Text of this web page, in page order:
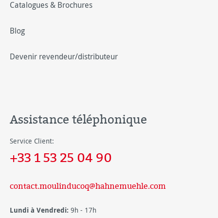
Catalogues & Brochures
Blog
Devenir revendeur/distributeur
Assistance téléphonique
Service Client:
+33 1 53 25 04 90
contact.moulinducoq@hahnemuehle.com
Lundi à Vendredi: 9h - 17h